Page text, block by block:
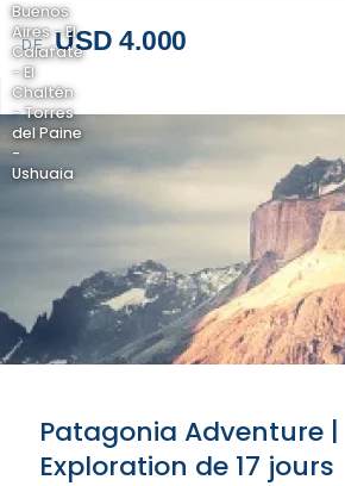
DE USD 4.000
Buenos
Aires - El
Calafate
- El
Chaltén
- Torres
del Paine
-
Ushuaia
Patagonia Adventure |
Exploration de 17 jours